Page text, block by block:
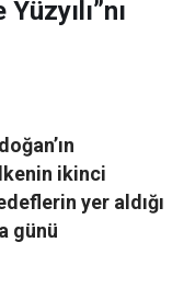
ikinci
yer aldığı
günü